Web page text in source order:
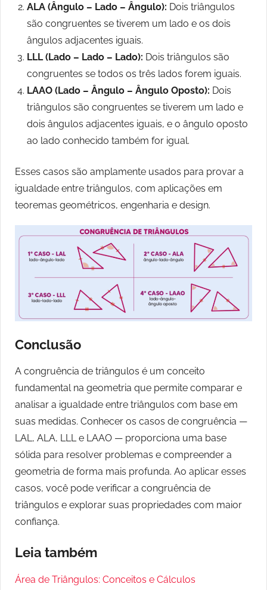
ALA (Ângulo – Lado – Ângulo): Dois triângulos
são congruentes se tiverem um lado e os dois
ângulos adjacentes iguais.
LLL (Lado – Lado – Lado): Dois triângulos são
congruentes se todos os três lados forem iguais.
LAAO (Lado – Ângulo – Ângulo Oposto): Dois
triângulos são congruentes se tiverem um lado e
dois ângulos adjacentes iguais, e o ângulo oposto
ao lado conhecido também for igual.
Esses casos são amplamente usados para provar a
igualdade entre triângulos, com aplicações em
teoremas geométricos, engenharia e design.
Conclusão
A congruência de triângulos é um conceito
fundamental na geometria que permite comparar e
analisar a igualdade entre triângulos com base em
suas medidas. Conhecer os casos de congruência —
LAL, ALA, LLL e LAAO — proporciona uma base
sólida para resolver problemas e compreender a
geometria de forma mais profunda. Ao aplicar esses
casos, você pode verificar a congruência de
triângulos e explorar suas propriedades com maior
confiança.
Leia também
Área de Triângulos: Conceitos e Cálculos